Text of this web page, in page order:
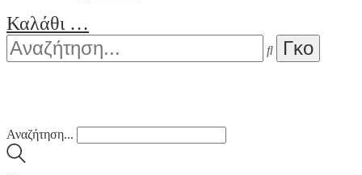
Καλάθι …
Αναζήτηση...